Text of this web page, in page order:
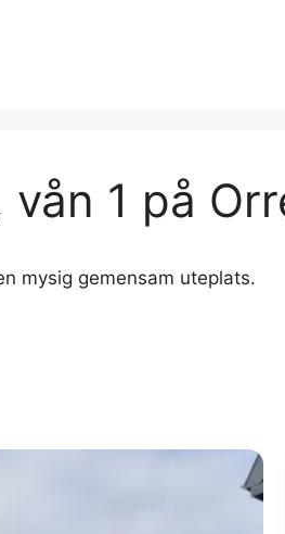
1 på
mysig gemensam uteplats.